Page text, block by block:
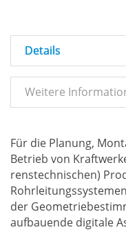
Details
Weitere
Für die Planung,
Betrieb von
renstechnischen)
der
aufbauende digitale